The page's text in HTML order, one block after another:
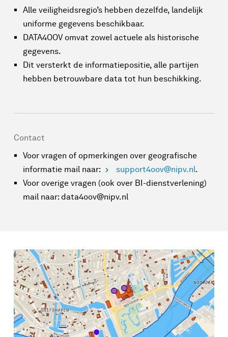
Alle veiligheidsregio’s hebben dezelfde, landelijk
uniforme gegevens beschikbaar.
DATA4OOV omvat zowel actuele als historische
gegevens.
Dit versterkt de informatiepositie, alle partijen
hebben betrouwbare data tot hun beschikking.
Contact
Voor vragen of opmerkingen over geografische
informatie mail naar:
support4oov@nipv.nl.
Voor overige vragen (ook over BI-dienstverlening)
mail naar: data4oov@nipv.nl